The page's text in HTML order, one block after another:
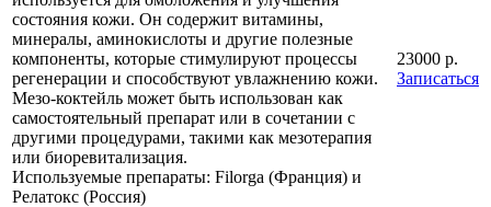
состояния кожи. Он содержит витамины,
минералы, аминокислоты и другие полезные
компоненты, которые стимулируют процессы
регенерации и способствуют увлажнению кожи.
Мезо-коктейль может быть использован как
самостоятельный препарат или в сочетании с
другими процедурами, такими как мезотерапия
или биоревитализация.
Используемые препараты: Filorga (Франция) и
Релатокс (Россия)
23000 р.
Записаться